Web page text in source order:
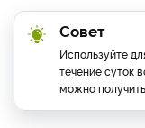
Совет
Используйте
течение суток
можно